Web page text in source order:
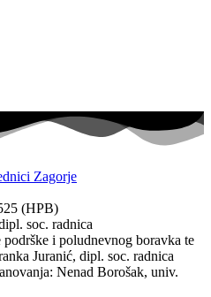
Zagorje
(HPB)
soc. radnica
i poludnevnog boravka te
Juranić, dipl. soc. radnica
Nenad Borošak, univ.